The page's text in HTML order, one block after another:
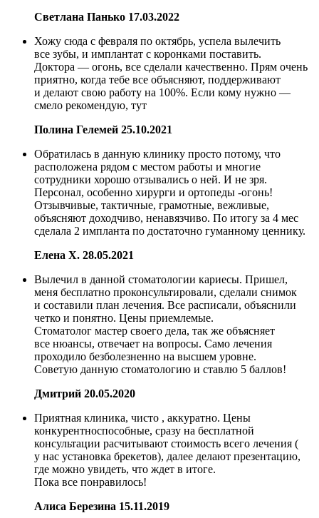
Светлана Панько 17.03.2022
Хожу сюда с февраля по октябрь, успела вылечить
все зубы, и имплантат с коронками поставить.
Доктора — огонь, все сделали качественно. Прям очень
приятно, когда тебе все объясняют, поддерживают
и делают свою работу на 100%. Если кому нужно —
смело рекомендую, тут
Полина Гелемей 25.10.2021
Обратилась в данную клинику просто потому, что
расположена рядом с местом работы и многие
сотрудники хорошо отзывались о ней. И не зря.
Персонал, особенно хирурги и ортопеды ‑огонь!
Отзывчивые, тактичные, грамотные, вежливые,
объясняют доходчиво, ненавязчиво. По итогу за 4 мес
сделала 2 импланта по достаточно гуманному ценнику.
Елена Х. 28.05.2021
Вылечил в данной стоматологии кариесы. Пришел,
меня бесплатно проконсультировали, сделали снимок
и составили план лечения. Все расписали, объяснили
четко и понятно. Цены приемлемые.
Стоматолог мастер своего дела, так же объясняет
все нюансы, отвечает на вопросы. Само лечения
проходило безболезненно на высшем уровне.
Советую данную стоматологию и ставлю 5 баллов!
Дмитрий 20.05.2020
Приятная клиника, чисто , аккуратно. Цены
конкурентноспособные, сразу на бесплатной
консультации расчитывают стоимость всего лечения (
у нас установка брекетов), далее делают презентацию,
где можно увидеть, что ждет в итоге.
Пока все понравилось!
Алиса Березина 15.11.2019